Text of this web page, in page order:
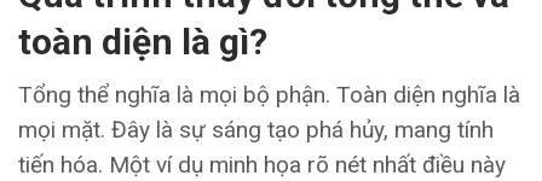
toàn diện là gì?
Tổng thể nghĩa là mọi bộ phận. Toàn diện nghĩa là
mọi mặt. Đây là sự sáng tạo phá hủy, mang tính
tiến hóa. Một ví dụ minh họa rõ nét nhất điều này